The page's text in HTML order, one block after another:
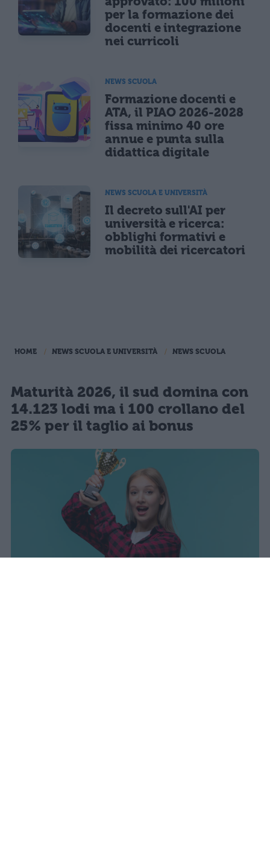
per la formazione dei
docenti e integrazione
nei curricoli
NEWS SCUOLA
Formazione docenti e
ATA, il PIAO 2026-2028
fissa minimo 40 ore
annue e punta sulla
didattica digitale
NEWS SCUOLA E UNIVERSITÀ
Il decreto sull'AI per
università e ricerca:
obblighi formativi e
mobilità dei ricercatori
HOME NEWS SCUOLA E UNIVERSITÀ NEWS SCUOLA
Maturità 2026, il sud domina con
14.123 lodi ma i 100 crollano del
25% per il taglio ai bonus